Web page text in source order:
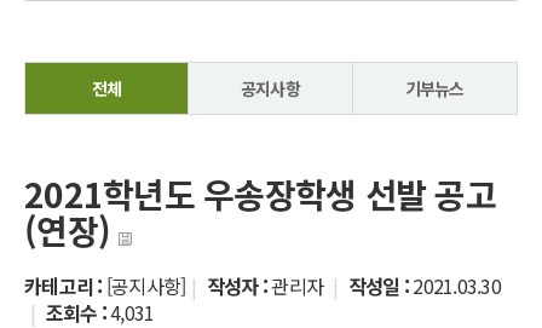
전체 공지사항 기부뉴스
2021학년도 우송장학생 선발 공고
(연장)
카테고리 : [공지사항] | 작성자 :관리자 | 작성일 :2021.03.30
| 조회수 :4,031